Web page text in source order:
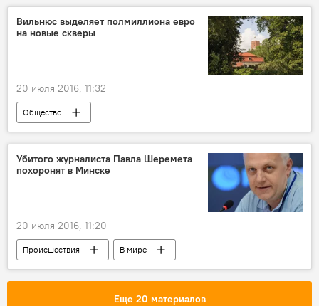
Вильнюс выделяет полмиллиона евро
на новые скверы
20 июля 2016, 11:32
Общество
Убитого журналиста Павла Шеремета
похоронят в Минске
20 июля 2016, 11:20
Происшествия В мире
Еще 20 материалов